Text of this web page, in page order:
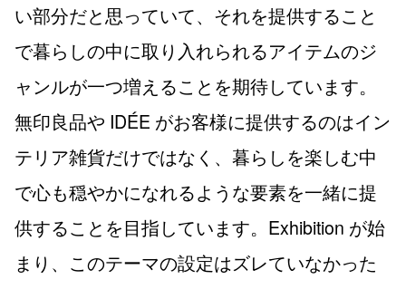
い部分だと思っていて、それを提供すること
で暮らしの中に取り入れられるアイテムのジ
ャンルが一つ増えることを期待しています。
無印良品や IDÉE がお客様に提供するのはイン
テリア雑貨だけではなく、暮らしを楽しむ中
で心も穏やかになれるような要素を一緒に提
供することを目指しています。Exhibition が始
まり、このテーマの設定はズレていなかった